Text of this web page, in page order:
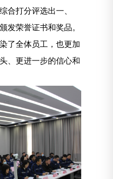
合打分评选出一、
发荣誉证书和奖品。
了全体员工，也更加
、更进一步的信心和